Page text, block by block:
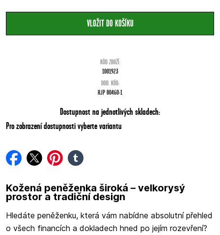
KÓD ZBOŽÍ:
1001923
DOD. KÓD:
HJP 80460-1
Dostupnost na jednotlivých skladech:
Pro zobrazení dostupnosti vyberte variantu
facebook
twitterpinterest
tumblr
Kožená peněženka široká – velkorysý
prostor a tradiční design
Hledáte peněženku, která vám nabídne absolutní přehled
o všech financích a dokladech hned po jejím rozevření?